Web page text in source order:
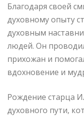
Благодаря своей
духовному опыту
духовным
людей. Он
прихожан и
вдохновение и
Рождение старца
духовного пути,